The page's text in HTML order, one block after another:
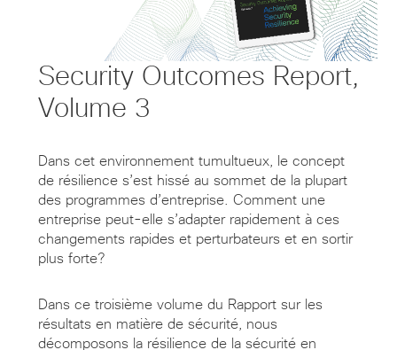
Security Outcomes Report,
Volume 3
Dans cet environnement tumultueux, le concept
de résilience s’est hissé au sommet de la plupart
des programmes d’entreprise. Comment une
entreprise peut-elle s’adapter rapidement à ces
changements rapides et perturbateurs et en sortir
plus forte?
Dans ce troisième volume du Rapport sur les
résultats en matière de sécurité, nous
décomposons la résilience de la sécurité en